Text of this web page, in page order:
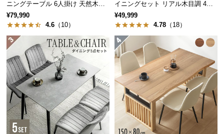
中
型
商
品
配
送
に
つ
い
て
ニングテーブル 6人掛け 天然木突
板 美しい格子デザイン
¥79,990
4.6 （10）
イニングセット リアル木目調 4人
掛け チェア4脚セット
¥49,999
4.78 （18）